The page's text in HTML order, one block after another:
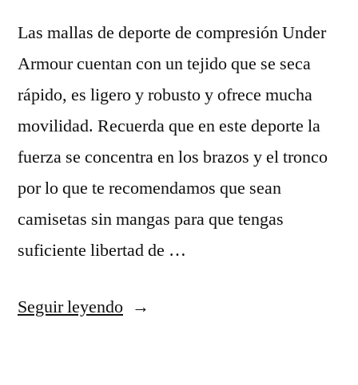
Las mallas de deporte de compresión Under
Armour cuentan con un tejido que se seca
rápido, es ligero y robusto y ofrece mucha
movilidad. Recuerda que en este deporte la
fuerza se concentra en los brazos y el tronco
por lo que te recomendamos que sean
camisetas sin mangas para que tengas
suficiente libertad de …
Seguir leyendo«Comprar